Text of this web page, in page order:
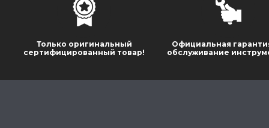
Только оригинальный
сертифицированный товар!
Официальная
обслуживание